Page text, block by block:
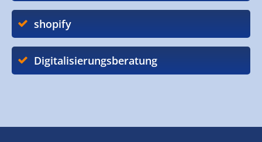
shopify
Digitalisierungsberatung